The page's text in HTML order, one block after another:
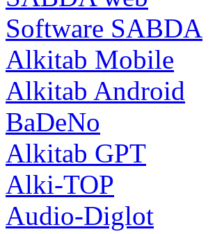
Software SABDA
Alkitab Mobile
Alkitab Android
BaDeNo
Alkitab GPT
Alki-TOP
Audio-Diglot